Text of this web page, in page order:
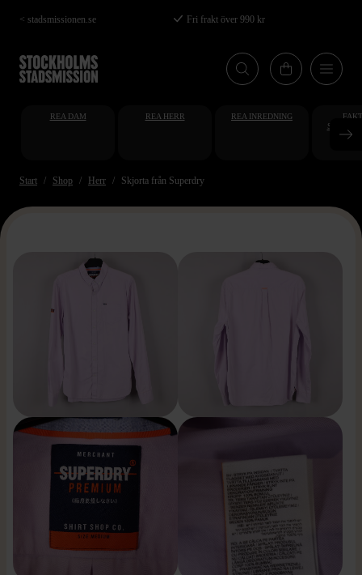
Hoppa
till
huvudinnehåll
< stadsmissionen.se Fri frakt över 990 kr
REA DAM REA HERR REA INREDNING
Start Shop Herr Skjorta från Superdry